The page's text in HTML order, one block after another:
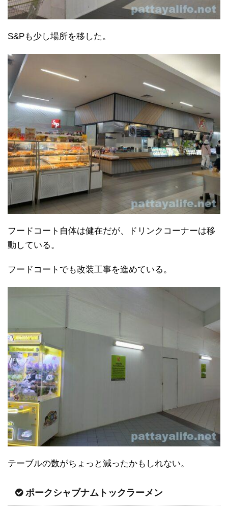
S&Pも少し場所を移した。
フードコート自体は健在だが、ドリンクコーナーは移
動している。
フードコートでも改装工事を進めている。
テーブルの数がちょっと減ったかもしれない。
ポークシャブナムトックラーメン